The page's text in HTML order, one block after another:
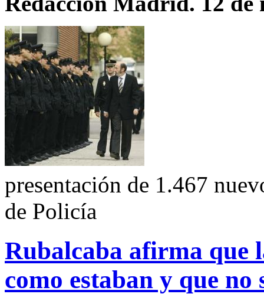
presentación de 1.467
de Policía
Rubalcaba afirma que
como estaban y que no